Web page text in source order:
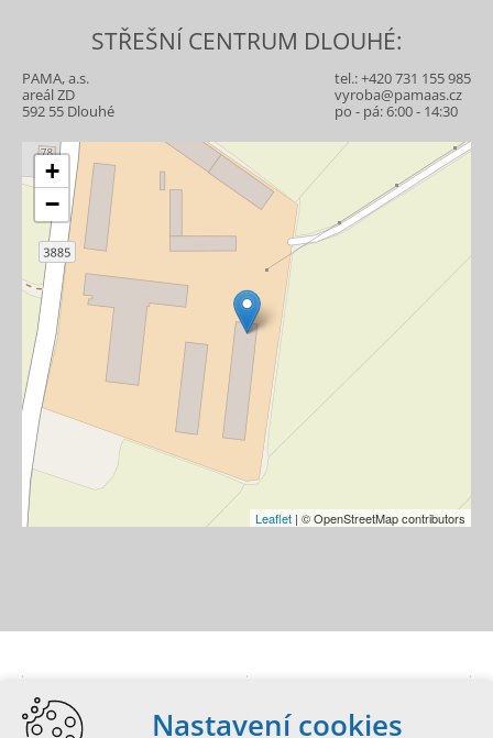
STŘEŠNÍ CENTRUM DLOUHÉ:
PAMA, a.s.
areál ZD
592 55 Dlouhé
tel.:+420 731 155 985
vyroba@pamaas.cz
po - pá: 6:00 - 14:30
+
−
Leaflet | © OpenStreetMap contributors
Nastavení cookies